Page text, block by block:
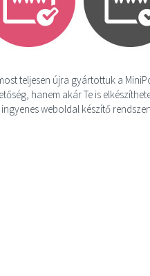
teljesen újra gyártottuk a
hanem akár Te is
weboldal készítő